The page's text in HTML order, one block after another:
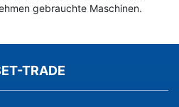
gebrauchte Maschinen.
TRADE